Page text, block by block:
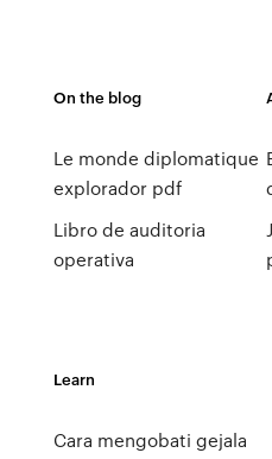
On the blog
Le monde diplomatique
explorador pdf
Libro de auditoria
operativa
Learn
Cara mengobati gejala